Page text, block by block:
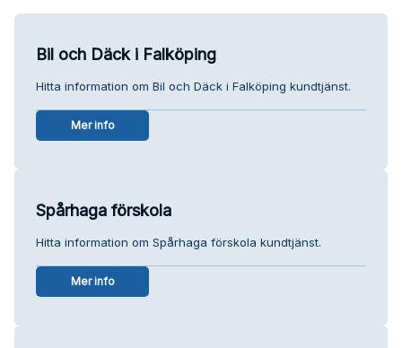
Bil och Däck i Falköping
Hitta information om Bil och Däck i Falköping kundtjänst.
Mer info
Spårhaga förskola
Hitta information om Spårhaga förskola kundtjänst.
Mer info